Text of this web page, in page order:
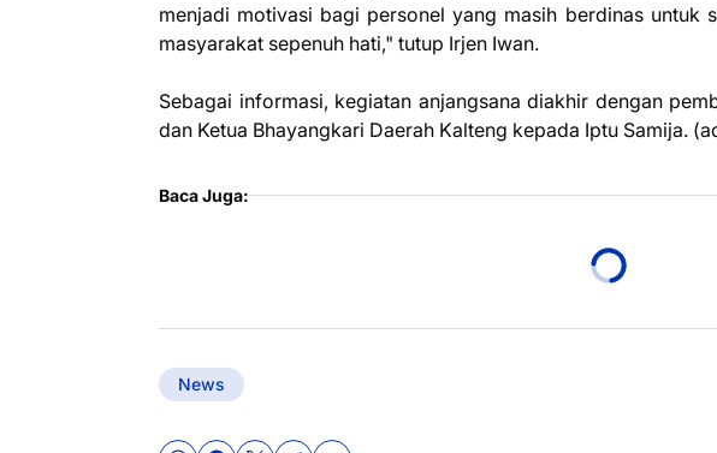
menjadi motivasi bagi personel yang masih berdinas untuk
masyarakat sepenuh hati," tutup Irjen Iwan.
Sebagai informasi, kegiatan anjangsana diakhir dengan
dan Ketua Bhayangkari Daerah Kalteng kepada Iptu Samija.
Baca Juga:
News